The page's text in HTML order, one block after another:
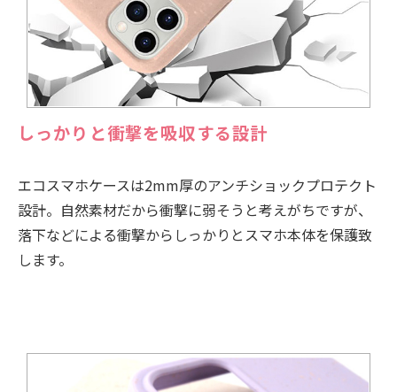
しっかりと衝撃を吸収する設計
エコスマホケースは2mm厚のアンチショックプロテクト
設計。自然素材だから衝撃に弱そうと考えがちですが、
落下などによる衝撃からしっかりとスマホ本体を保護致
します。